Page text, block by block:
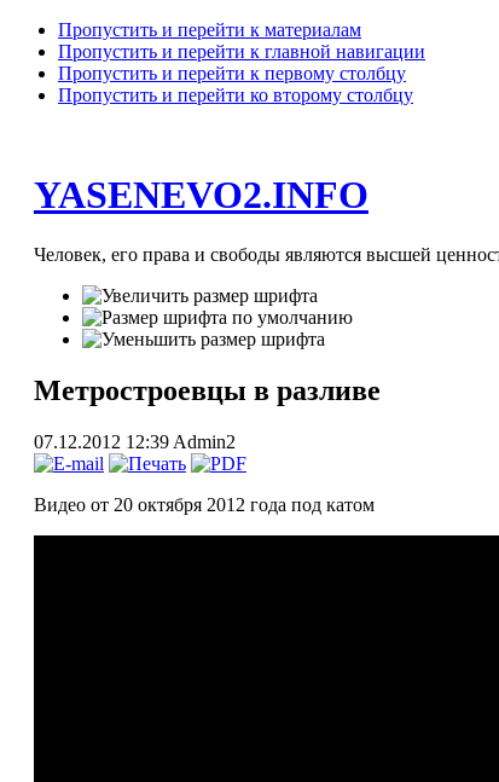
Пропустить и перейти к материалам
Пропустить и перейти к главной навигации
Пропустить и перейти к первому столбцу
Пропустить и перейти ко второму столбцу
YASENEVO2.INFO
Человек, его права и свободы являются высшей
Метростроевцы в разливе
07.12.2012 12:39 Admin2
Видео от 20 октября 2012 года под катом